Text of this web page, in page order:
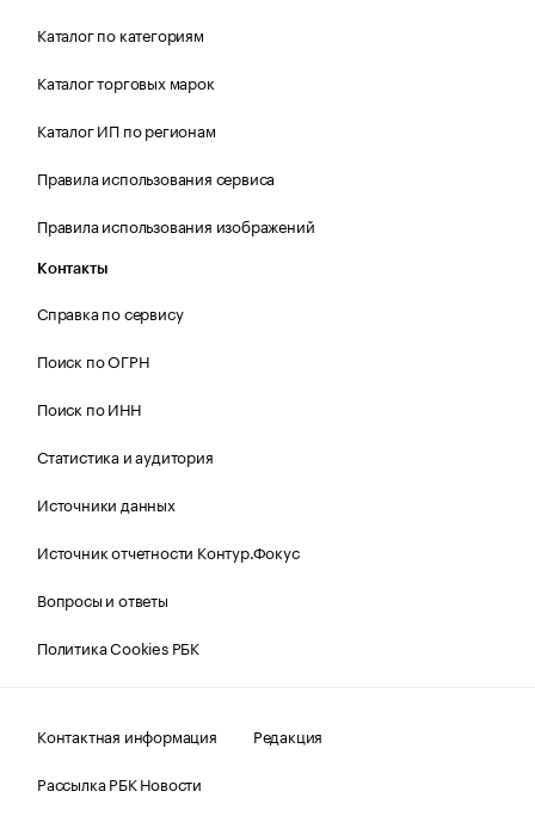
Каталог по категориям
Каталог торговых марок
Каталог ИП по регионам
Правила использования сервиса
Правила использования изображений
Контакты
Справка по сервису
Поиск по ОГРН
Поиск по ИНН
Статистика и аудитория
Источники данных
Источник отчетности Контур.Фокус
Вопросы и ответы
Политика Cookies РБК
Контактная информация
Редакция
Рассылка РБК Новости